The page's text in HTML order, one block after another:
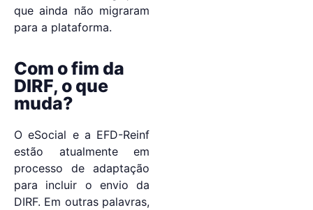
que ainda não migraram
para a plataforma.
Com o fim da
DIRF, o que
muda?
O eSocial e a EFD-Reinf
estão atualmente em
processo de adaptação
para incluir o envio da
DIRF. Em outras palavras,